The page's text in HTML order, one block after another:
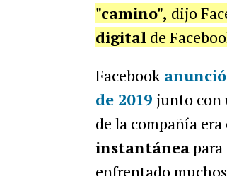
"camino", dijo
digital de
Facebook
de 2019 junto con
de la compañía
instantáneapara
enfrentado muchos